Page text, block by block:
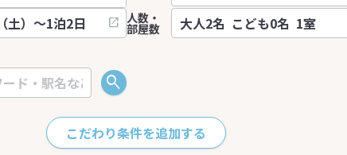
人数・
部屋数
こだわり条件を追加する